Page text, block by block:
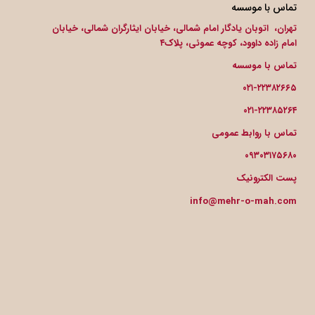
تماس با موسسه
تهران، اتوبان یادگار امام شمالی، خیابان ایثارگران شمالی، خیابان
امام زاده داوود، کوچه عموئی، پلاک۴
تماس با موسسه
۰۲۱-۲۲۳۸۲۶۶۵
۰۲۱-۲۲۳۸۵۲۶۴
تماس با روابط عمومی
۰۹۳۰۳۱۷۵۶۸۰
پست الکترونیک
info@mehr-o-mah.com